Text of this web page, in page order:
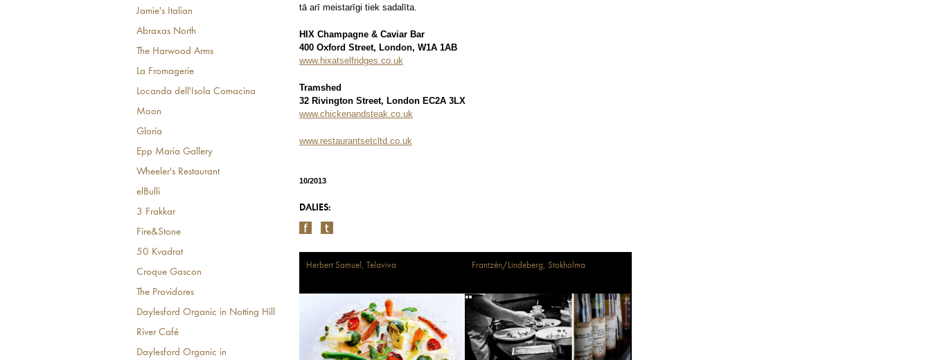
Jamie's Italian
Abraxas North
The Harwood Arms
La Fromagerie
Locanda dell'Isola Comacina
Moon
Gloria
Epp Maria Gallery
Wheeler's Restaurant
elBulli
3 Frakkar
Fire&Stone
50 Kvadrat
Croque Gascon
The Providores
Daylesford Organic in Notting Hill
River Café
Daylesford Organic in
tā arī meistarīgi tiek sadalīta.
HIX Champagne & Caviar Bar
400 Oxford Street, London, W1A 1AB
www.hixatselfridges.co.uk
Tramshed
32 Rivington Street, London EC2A 3LX
www.chickenandsteak.co.uk
www.restaurantsetcltd.co.uk
10/2013
DALIES:
Herbert Samuel, Telaviva Frantzén/Lindeberg, Stokholma